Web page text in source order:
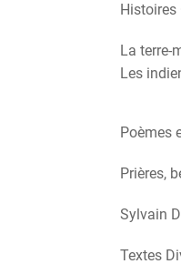
Histoires
La terre-
Les
Poèmes
Prières,
Sylvain
Textes